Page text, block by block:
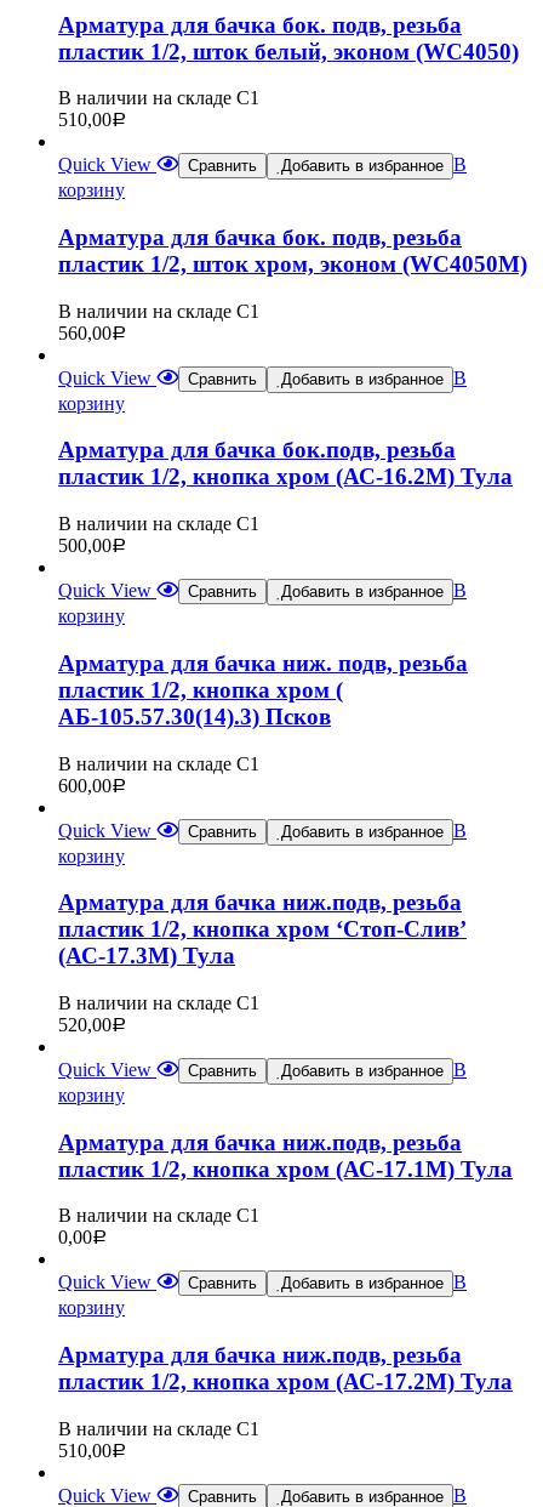
Арматура для бачка бок. подв, резьба
пластик 1/2, шток белый, эконом (WC4050)
В наличии на складе С1
510,00Р
Quick View Сравнить Добавить в избранное В
корзину
Арматура для бачка бок. подв, резьба
пластик 1/2, шток хром, эконом (WC4050М)
В наличии на складе С1
560,00Р
Quick View Сравнить Добавить в избранное В
корзину
Арматура для бачка бок.подв, резьба
пластик 1/2, кнопка хром (АС-16.2М) Тула
В наличии на складе С1
500,00Р
Quick View Сравнить Добавить в избранное В
корзину
Арматура для бачка ниж. подв, резьба
пластик 1/2, кнопка хром (
АБ-105.57.30(14).3) Псков
В наличии на складе С1
600,00Р
Quick View Сравнить Добавить в избранное В
корзину
Арматура для бачка ниж.подв, резьба
пластик 1/2, кнопка хром ‘Стоп-Слив’
(АС-17.3М) Тула
В наличии на складе С1
520,00Р
Quick View Сравнить Добавить в избранное В
корзину
Арматура для бачка ниж.подв, резьба
пластик 1/2, кнопка хром (АС-17.1М) Тула
В наличии на складе С1
0,00Р
Quick View Сравнить Добавить в избранное В
корзину
Арматура для бачка ниж.подв, резьба
пластик 1/2, кнопка хром (АС-17.2М) Тула
В наличии на складе С1
510,00Р
Quick View Сравнить Добавить в избранное В